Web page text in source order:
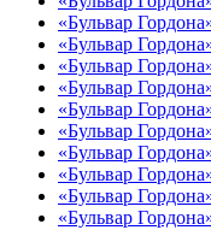
«Бульвар
«Бульвар
«Бульвар
«Бульвар
«Бульвар
«Бульвар
«Бульвар
«Бульвар
«Бульвар
«Бульвар